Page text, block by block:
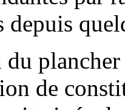
depuis
du
de